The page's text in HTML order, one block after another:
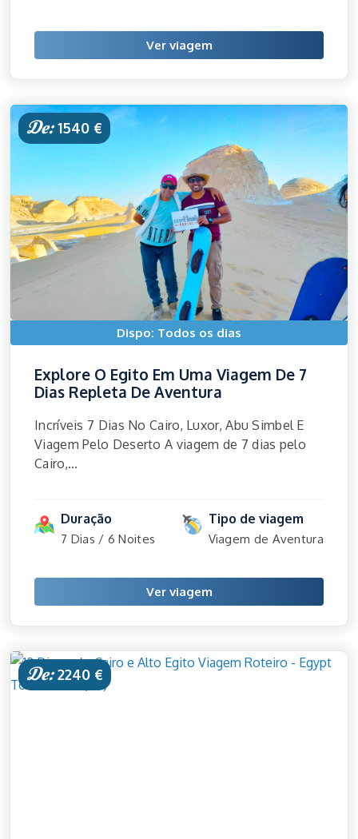
Ver viagem
De:1540 €
Dispo: Todos os dias
Explore O Egito Em Uma Viagem De 7
Dias Repleta De Aventura
Incríveis 7 Dias No Cairo, Luxor, Abu Simbel E
Viagem Pelo Deserto A viagem de 7 dias pelo
Cairo,...
Duração
7 Dias / 6 Noites
Tipo de viagem
Viagem de Aventura
Ver viagem
De:2240 €